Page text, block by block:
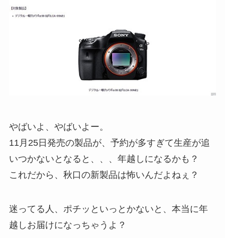
やばいよ、やばいよー。
11月25日発売の製品が、予約が多すぎて生産が追
いつかないとなると、、、年越しになるかも？
これだから、秋口の新製品は怖いんだよねぇ？
迷ってる人、ポチッといっとかないと、本当に年
越しお届けになっちゃうよ？